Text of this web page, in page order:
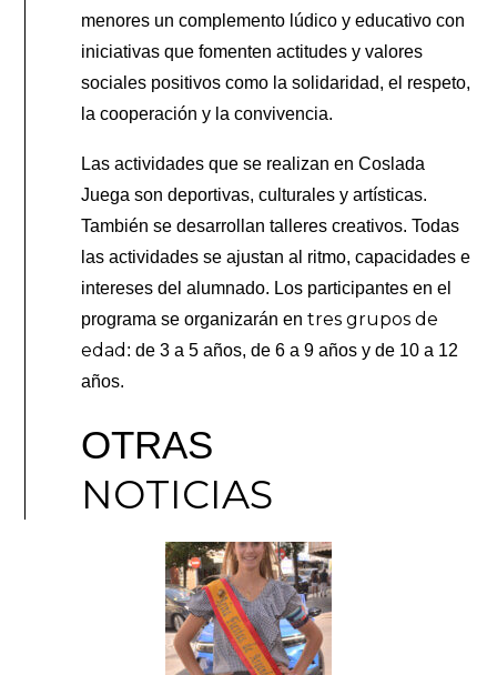
menores un complemento lúdico y educativo con
iniciativas que fomenten actitudes y valores
sociales positivos como la solidaridad, el respeto,
la cooperación y la convivencia.
Las actividades que se realizan en Coslada
Juega son deportivas, culturales y artísticas.
También se desarrollan talleres creativos. Todas
las actividades se ajustan al ritmo, capacidades e
intereses del alumnado. Los participantes en el
programa se organizarán entres grupos de
edad : de 3 a 5 años, de 6 a 9 años y de 10 a 12
años.
OTRAS
NOTICIAS